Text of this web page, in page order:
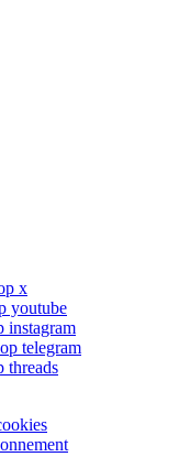
x
youtube
instagram
telegram
threads